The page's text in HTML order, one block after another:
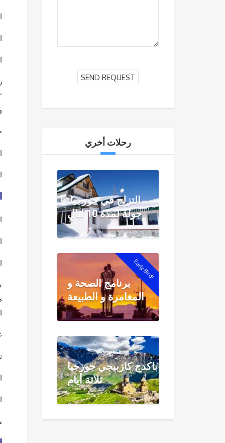
رحلات أخري
التزلج في جورجيا:
جولة لمدة 10 ليالٍ
Early Bird!
برنامج الصحة و
المغامرة و الطبيعة
باكدج كازبيجي جورجيا
ثلاثة أيام